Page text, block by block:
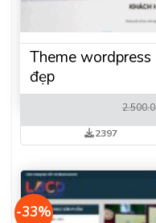
Theme
đẹp
2397
-33%